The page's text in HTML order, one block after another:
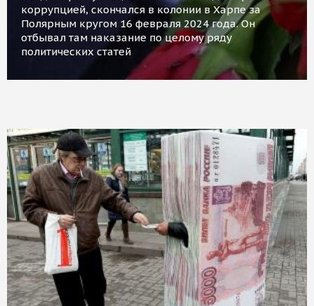
коррупцией, скончался в колонии в Харпе за
Полярным кругом 16 февраля 2024 года. Он
отбывал там наказание по целому ряду
политических статей